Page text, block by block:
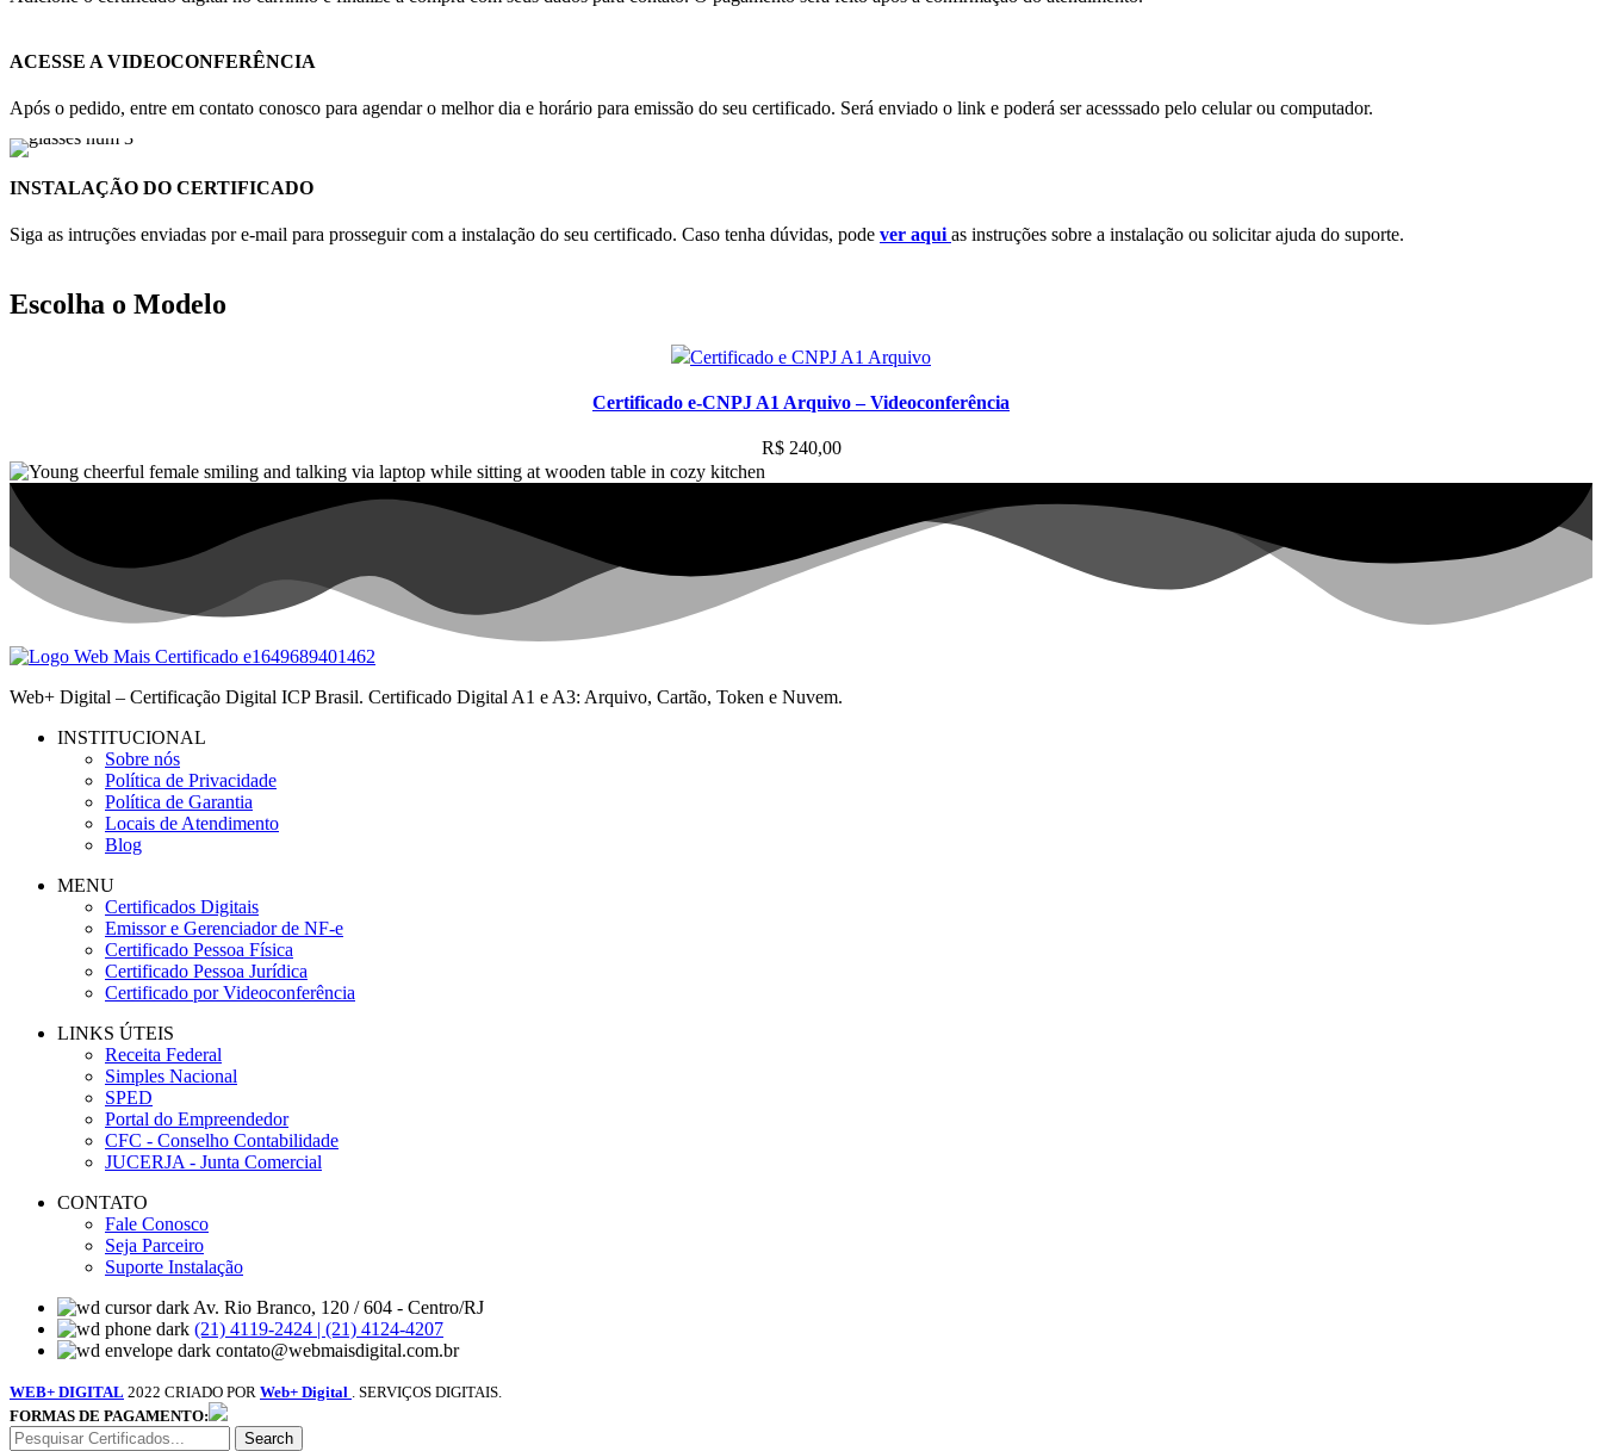
ACESSE A VIDEOCONFERÊNCIA
Após o pedido, entre em contato conosco para agendar o melhor dia e horário para emissão do seu certificado. Será enviado o link e poderá ser acesssado pelo celular ou computador.
INSTALAÇÃO DO CERTIFICADO
Siga as intruções enviadas por e-mail para prosseguir com a instalação do seu certificado. Caso tenha dúvidas, pode ver aqui as instruções sobre a instalação ou solicitar ajuda do suporte.
Escolha o Modelo
Certificado e-CNPJ A1 Arquivo – Videoconferência
R$240,00
Web+ Digital – Certificação Digital ICP Brasil. Certificado Digital A1 e A3: Arquivo, Cartão, Token e Nuvem.
INSTITUCIONAL
Sobre nós
Política de Privacidade
Política de Garantia
Locais de Atendimento
Blog
MENU
Certificados Digitais
Emissor e Gerenciador de NF-e
Certificado Pessoa Física
Certificado Pessoa Jurídica
Certificado por Videoconferência
LINKS ÚTEIS
Receita Federal
Simples Nacional
SPED
Portal do Empreendedor
CFC - Conselho Contabilidade
JUCERJA - Junta Comercial
CONTATO
Fale Conosco
Seja Parceiro
Suporte Instalação
Av. Rio Branco, 120 / 604 - Centro/RJ
(21) 4119-2424 | (21) 4124-4207
contato@webmaisdigital.com.br
WEB+ DIGITAL 2022 CRIADO POR Web+ Digital
. SERVIÇOS DIGITAIS.
FORMAS DE PAGAMENTO:
Search